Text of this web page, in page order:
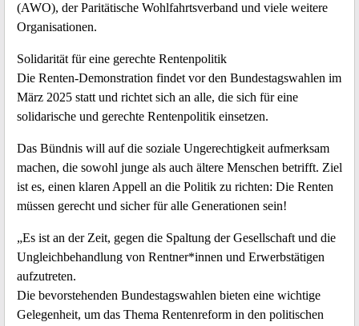
(AWO), der Paritätische Wohlfahrtsverband und viele weitere
Organisationen.
Solidarität für eine gerechte Rentenpolitik
Die Renten-Demonstration findet vor den Bundestagswahlen im
März 2025 statt und richtet sich an alle, die sich für eine
solidarische und gerechte Rentenpolitik einsetzen.
Das Bündnis will auf die soziale Ungerechtigkeit aufmerksam
machen, die sowohl junge als auch ältere Menschen betrifft. Ziel
ist es, einen klaren Appell an die Politik zu richten: Die Renten
müssen gerecht und sicher für alle Generationen sein!
„Es ist an der Zeit, gegen die Spaltung der Gesellschaft und die
Ungleichbehandlung von Rentner*innen und Erwerbstätigen
aufzutreten.
Die bevorstehenden Bundestagswahlen bieten eine wichtige
Gelegenheit, um das Thema Rentenreform in den politischen